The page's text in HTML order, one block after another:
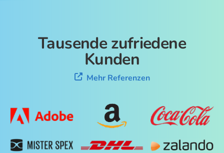
Tausende zufriedene
Kunden
Mehr Referenzen